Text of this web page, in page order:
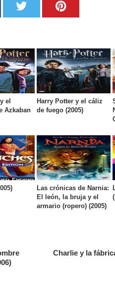
el
Azkaban
Harry Potter y el cáliz
de fuego (2005)
Las crónicas de Narnia:
El león, la bruja y el
armario (ropero) (2005)
Charlie y la